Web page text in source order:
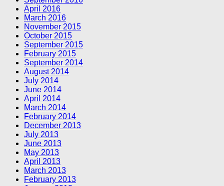
April 2016
March 2016
November 2015
October 2015
September 2015
February 2015
September 2014
August 2014
July 2014
June 2014
April 2014
March 2014
February 2014
December 2013
July 2013
June 2013
May 2013
April 2013
March 2013
February 2013